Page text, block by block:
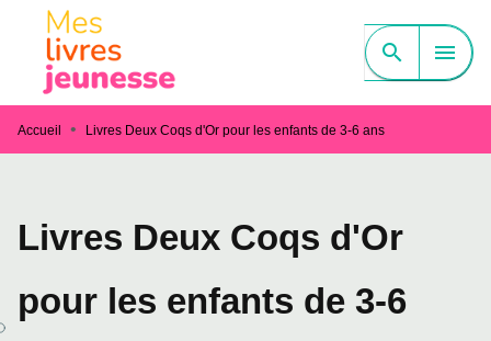
MENU CONTENU
PIED DE PAGE
search menu
Accueil • Livres Deux Coqs d'Or pour les enfants de 3-6 ans
Livres Deux Coqs d'Or
pour les enfants de 3-6